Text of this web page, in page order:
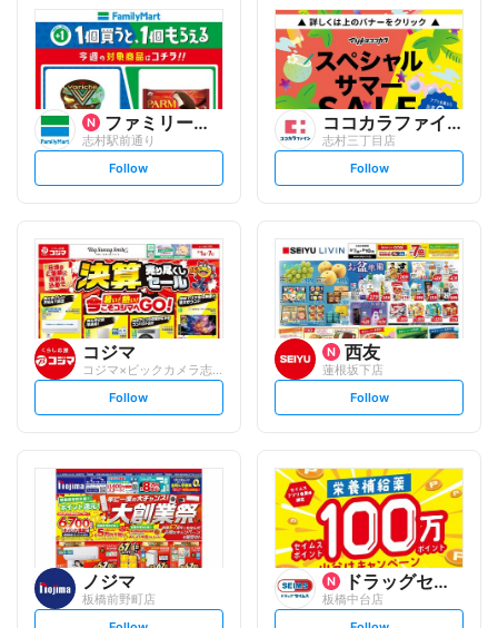
ファミリーマート
志村駅前通り
s
t
o
w
Follow
ココカラファイン
志村三丁目店
s
t
l
o
w
Follow
コジマ
コジマ×ビックカメラ志村店
s
t
l
o
w
Follow
西友
蓮根坂下店
s
t
l
o
w
Follow
ノジマ
板橋前野町店
ドラッグセイムス
板橋中台店